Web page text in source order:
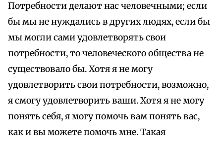
Потребности делают нас человечными; если
бы мы не нуждались в других людях, если бы
мы могли сами удовлетворять свои
потребности, то человеческого общества не
существовало бы. Хотя я не могу
удовлетворить свои потребности, возможно,
я смогу удовлетворить ваши. Хотя я не могу
понять себя, я могу помочь вам понять вас,
как и вы можете помочь мне. Такая